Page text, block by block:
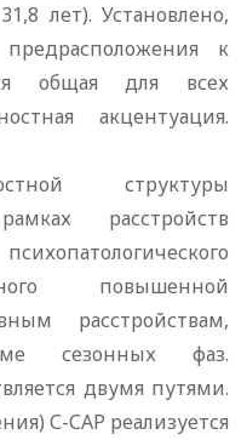
лет). Установлено,
к
общая для всех
акцентуация.
структуры
расстройств
повышенной
расстройствам,
сезонных фаз.
двумя путями.
С-САР реализуется